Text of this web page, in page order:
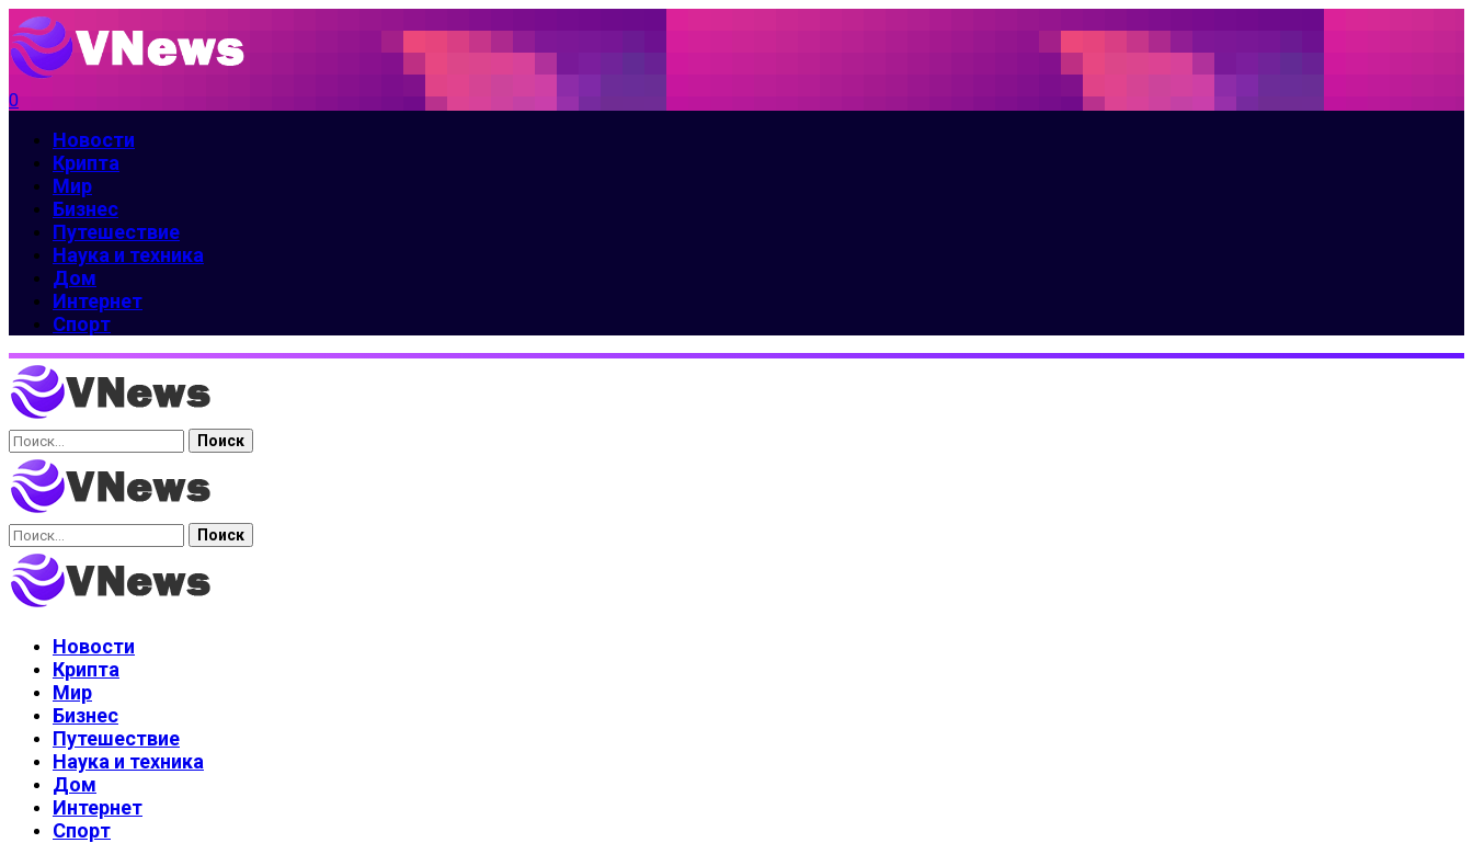
0
Новости
Крипта
Мир
Бизнес
Путешествие
Наука и техника
Дом
Интернет
Спорт
Найти:
Найти:
Новости
Крипта
Мир
Бизнес
Путешествие
Наука и техника
Дом
Интернет
Спорт